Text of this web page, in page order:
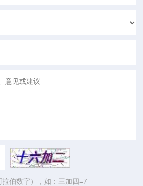
伯数字），如：三加四=7